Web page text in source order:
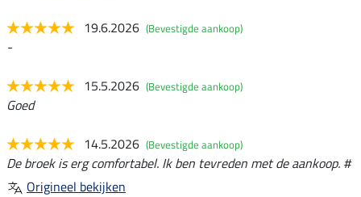
19.6.2026 (Bevestigde aankoop)
-
15.5.2026 (Bevestigde aankoop)
Goed
14.5.2026 (Bevestigde aankoop)
De broek is erg comfortabel. Ik ben tevreden met de aankoop. #
Origineel bekijken